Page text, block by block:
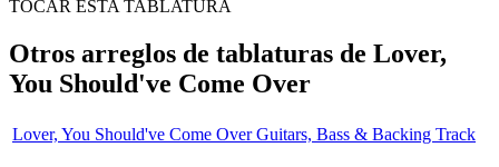
TOCAR ESTA TABLATURA
Otros arreglos de tablaturas de Lover,
You Should've Come Over
Lover, You Should've Come Over Guitars, Bass & Backing Track